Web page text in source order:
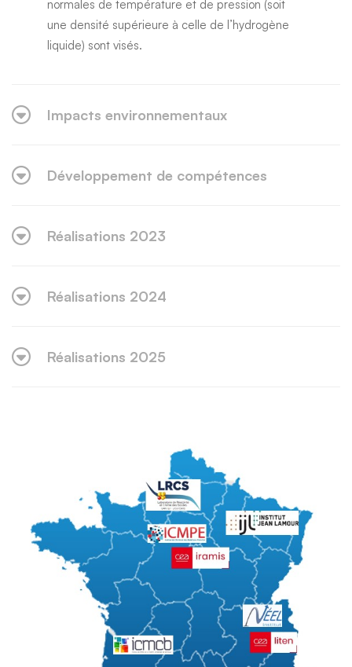
normales de température et de pression (soit
une densité supérieure à celle de l’hydrogène
liquide) sont visés.
Impacts environnementaux
Développement de compétences
Réalisations 2023
Réalisations 2024
Réalisations 2025